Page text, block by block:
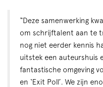
“Deze samenwerking
om schrijftalent aan te
nog niet eerder kennis
uitstek een auteurshuis
fantastische omgeving
en ‘Exit Poll’. We zijn